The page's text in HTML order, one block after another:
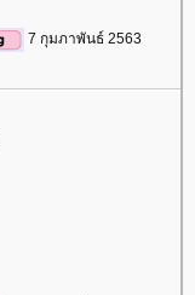
7 กุมภาพันธ์ 2563